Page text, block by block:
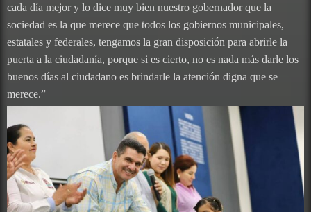
cada día mejor y lo dice muy bien nuestro gobernador que la
sociedad es la que merece que todos los gobiernos municipales,
estatales y federales, tengamos la gran disposición para abrirle la
puerta a la ciudadanía, porque si es cierto, no es nada más darle los
buenos días al ciudadano es brindarle la atención digna que se
merece.”